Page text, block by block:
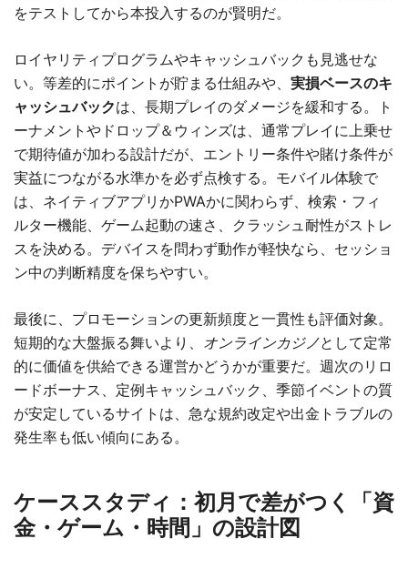
をテストしてから本投入するのが賢明だ。
ロイヤリティプログラムやキャッシュバックも見逃せな
い。等差的にポイントが貯まる仕組みや、 実損ベースのキ
ャッシュバックは、長期プレイのダメージを緩和する。ト
ーナメントやドロップ＆ウィンズは、通常プレイに上乗せ
で期待値が加わる設計だが、エントリー条件や賭け条件が
実益につながる水準かを必ず点検する。モバイル体験で
は、ネイティブアプリかPWAかに関わらず、検索・フィ
ルター機能、ゲーム起動の速さ、クラッシュ耐性がストレ
スを決める。デバイスを問わず動作が軽快なら、セッショ
ン中の判断精度を保ちやすい。
最後に、プロモーションの更新頻度と一貫性も評価対象。
短期的な大盤振る舞いより、 オンラインカジノとして定常
的に価値を供給できる運営かどうかが重要だ。週次のリロ
ードボーナス、定例キャッシュバック、季節イベントの質
が安定しているサイトは、急な規約改定や出金トラブルの
発生率も低い傾向にある。
ケーススタディ：初月で差がつく「資
金・ゲーム・時間」の設計図